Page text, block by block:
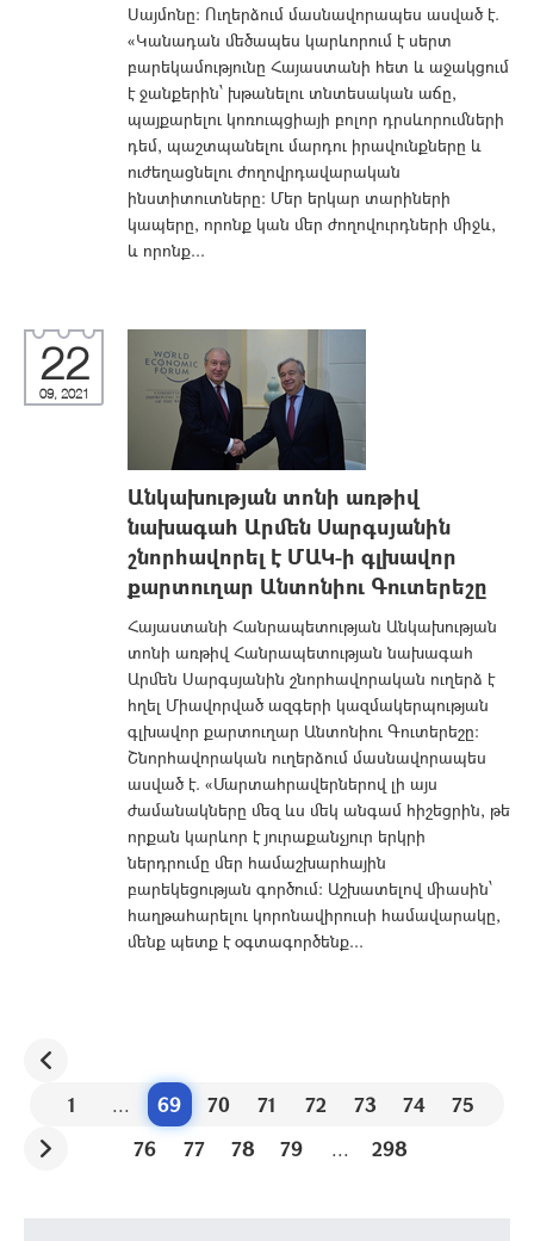
Սայմոնը: Ուղերձում մասնավորապես ասված է.
«Կանադան մեծապես կարևորում է սերտ
բարեկամությունը Հայաստանի հետ և աջակցում
է ջանքերին՝ խթանելու տնտեսական աճը,
պայքարելու կոռուպցիայի բոլոր դրսևորումների
դեմ, պաշտպանելու մարդու իրավունքները և
ուժեղացնելու ժողովրդավարական
ինստիտուտները: Մեր երկար տարիների
կապերը, որոնք կան մեր ժողովուրդների միջև,
և որոնք...
22
09, 2021
Անկախության տոնի առթիվ
նախագահ Արմեն Սարգսյանին
շնորհավորել է ՄԱԿ-ի գլխավոր
քարտուղար Անտոնիու Գուտերեշը
Հայաստանի Հանրապետության Անկախության
տոնի առթիվ Հանրապետության նախագահ
Արմեն Սարգսյանին շնորհավորական ուղերձ է
հղել Միավորված ազգերի կազմակերպության
գլխավոր քարտուղար Անտոնիու Գուտերեշը:
Շնորհավորական ուղերձում մասնավորապես
ասված է. «Մարտահրավերներով լի այս
ժամանակները մեզ ևս մեկ անգամ հիշեցրին, թե
որքան կարևոր է յուրաքանչյուր երկրի
ներդրումը մեր համաշխարհային
բարեկեցության գործում: Աշխատելով միասին՝
հաղթահարելու կորոնավիրուսի համավարակը,
մենք պետք է օգտագործենք...
1 ... 69 70 71 72 73 74
75
76
77 78 79 ... 298